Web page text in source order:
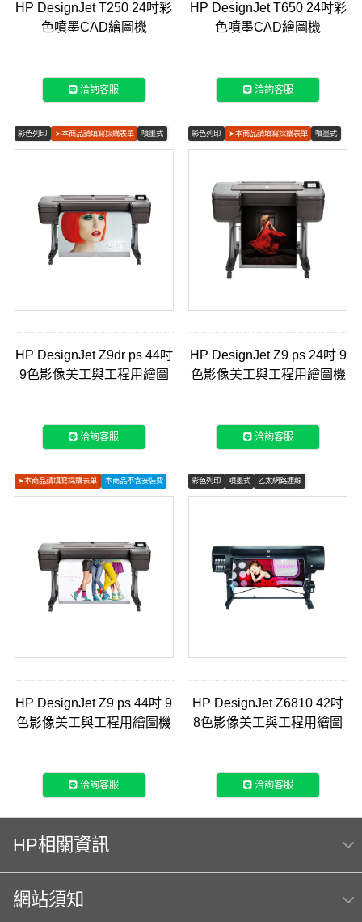
HP DesignJet T250 24吋彩
色噴墨CAD繪圖機
洽詢客服
HP DesignJet T650 24吋彩
色噴墨CAD繪圖機
洽詢客服
彩色列印 ➤本商品請填寫採購表單 噴墨式
HP DesignJet Z9dr ps 44吋
9色影像美工與工程用繪圖
洽詢客服
彩色列印 ➤本商品請填寫採購表單 噴墨式
HP DesignJet Z9 ps 24吋 9
色影像美工與工程用繪圖機
洽詢客服
➤本商品請填寫採購表單
本商品不含安裝費
彩色列印
HP DesignJet Z9 ps 44吋 9
色影像美工與工程用繪圖機
洽詢客服
彩色列印 噴墨式 乙太網路連線
HP DesignJet Z6810 42吋
8色影像美工與工程用繪圖
洽詢客服
HP相關資訊
網站須知